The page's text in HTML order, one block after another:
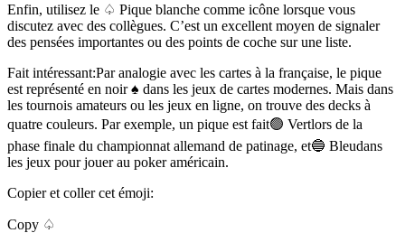
Enfin, utilisez le ♤ Pique blanche comme icône lorsque vous
discutez avec des collègues. C’est un excellent moyen de signaler
des pensées importantes ou des points de coche sur une liste.
Fait intéressant:Par analogie avec les cartes à la française, le pique
est représenté en noir ♠ dans les jeux de cartes modernes. Mais dans
les tournois amateurs ou les jeux en ligne, on trouve des decks à
quatre couleurs. Par exemple, un pique est fait🟢 Vertlors de la
phase finale du championnat allemand de patinage, et🔵 Bleudans
les jeux pour jouer au poker américain.
Copier et coller cet émoji:
Copy ♤